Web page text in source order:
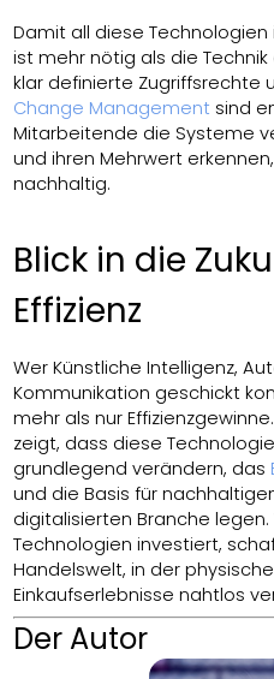
Damit all diese
ist mehr nötig als die
klar definierte Zugriffsrechte
Change Management sind
Mitarbeitende die Systeme
und ihren Mehrwert
nachhaltig.
Blick in die
Effizienz
Wer Künstliche Intelligenz,
Kommunikation geschickt
mehr als nur
zeigt, dass diese
grundlegend verändern, das
und die Basis für
digitalisierten Branche
Technologien investiert,
Handelswelt, in der
Einkaufserlebnisse nahtlos
Der Autor